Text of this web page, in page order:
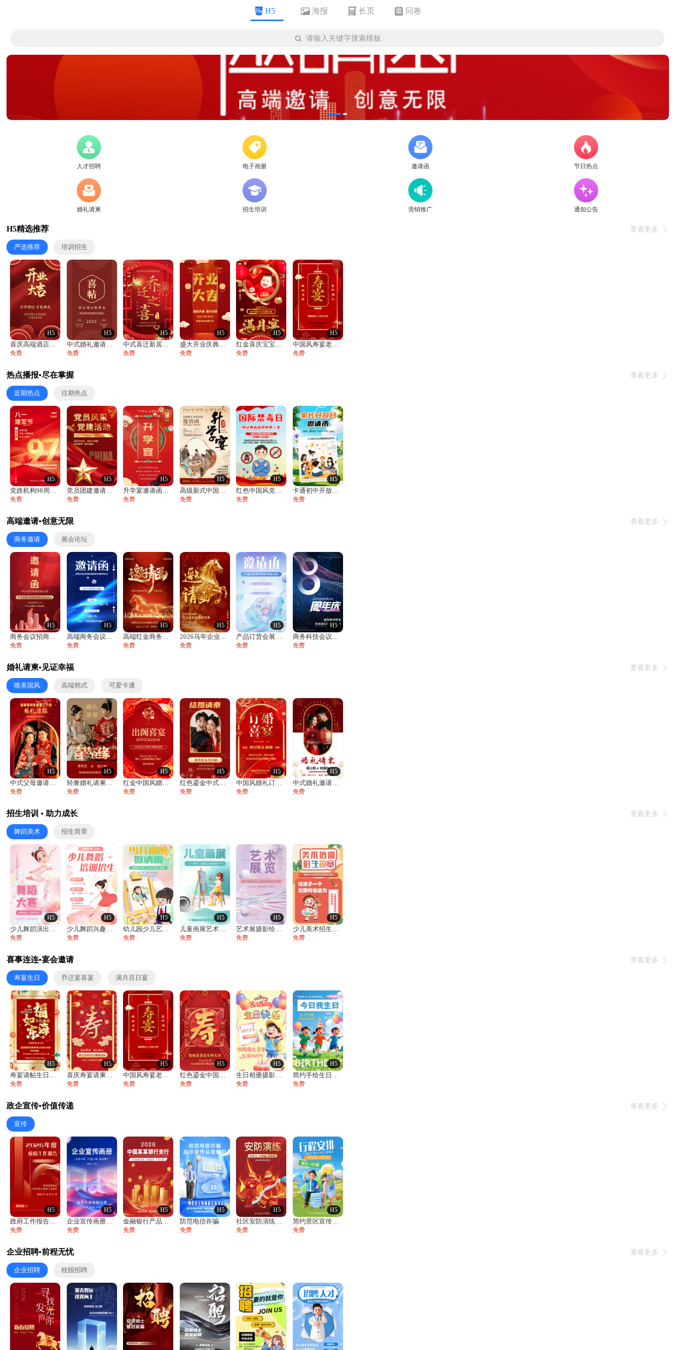
H5 海报 长页 问卷
 请输入关键字搜索模板
人才招聘 电子画册 邀请函 节日热点
婚礼请柬 招生培训 营销推广 通知公告
H5精选推荐 查看更多 
严选推荐 培训招生
H5
喜庆高端酒店开业大吉邀请函
免费
H5
中式婚礼邀请函中国风传统复古婚礼请柬请帖
免费
H5
中式喜迁新居乔迁之喜邀请函宴会请帖
免费
H5
盛大开业庆典活动开业活动邀请函
免费
H5
红金喜庆宝宝满月宴邀请函百日宴满月酒周岁
免费
H5
中国风寿宴老人生日宴会邀请函寿宴请帖请柬
免费
热点播报•尽在掌握 查看更多 
近期热点 往期热点
H5
党政机构98周年八一建军节庆祝晚会活动邀
免费
H5
党员团建邀请函党建活动风采党会工作汇报总
免费
H5
升学宴邀请函喜报金榜题名高端谢师宴邀请函
免费
H5
高级新式中国风升学宴谢师宴入学答谢宴邀请
免费
H5
红色中国风党政邀请函政府公益党建活动宣传
免费
H5
卡通初中开放日活动邀请函家长会活动邀请函
免费
高端邀请•创意无限 查看更多 
商务邀请 展会论坛
H5
商务会议招商展会科技峰会邀请函年会邀请
免费
H5
高端商务会议招商加盟展会峰会论坛邀请函
免费
H5
高端红金商务会议年会年终盛典答谢邀请函
免费
H5
2026马年企业年会盛典颁奖典礼答邀请函
免费
H5
产品订货会展会发布会邀请函
免费
H5
商务科技会议邀请函论坛峰会招商展会
免费
婚礼请柬•见证幸福 查看更多 
唯美国风 高端韩式 可爱卡通
H5
中式父母邀请函婚礼结婚请柬请贴父母邀请方
免费
H5
轻奢婚礼请柬婚礼邀请函结婚照请帖
免费
H5
红金中国风婚礼请柬出阁喜宴嫁女请帖出阁宴
免费
H5
红色鎏金中式喜庆唯美中国风结婚请柬邀请函
免费
H5
中国风婚礼订婚宴邀请函订婚请柬订婚喜宴
免费
H5
中式婚礼邀请函结婚请柬请帖喜帖
免费
招生培训 • 助力成长 查看更多 
舞蹈美术 招生简章
H5
少儿舞蹈演出舞蹈比赛跳舞大赛文艺汇演活动
免费
H5
少儿舞蹈兴趣班艺术培训学校招生宣传
免费
H5
幼儿园少儿艺术展览绘画展摄影作品展美术展
免费
H5
儿童画展艺术展览绘画展摄影作品展美术展
免费
H5
艺术展摄影绘画美术展邀请函
免费
H5
少儿美术招生培训班绘画素描艺术培训开学季
免费
喜事连连•宴会邀请 查看更多 
寿宴生日 乔迁宴喜宴 满月百日宴
H5
寿宴请帖生日宴邀请函老人寿星生日快乐祝寿
免费
H5
喜庆寿宴请柬老人生日宴会邀请函请柬过大寿
免费
H5
中国风寿宴老人生日宴会邀请函寿宴请帖请柬
免费
H5
红色鎏金中国风寿宴请柬生日宴大寿寿宴邀请
免费
H5
生日相册摄影风十岁宴生日宴活动邀请函
免费
H5
简约手绘生日贺卡祝福生日相册邀请函
免费
政企宣传•价值传递 查看更多 
宣传
H5
政府工作报告政府年终工作总结
免费
H5
企业宣传画册公司简介产品介绍业务宣传手册
免费
H5
金融银行产品宣传手册企业宣传产品介绍
免费
H5
防范电信诈骗
免费
H5
社区安防演练通知
免费
H5
简约景区宣传旅游公司产品介绍行程安排活动
免费
企业招聘•前程无忧 查看更多 
企业招聘 校园招聘